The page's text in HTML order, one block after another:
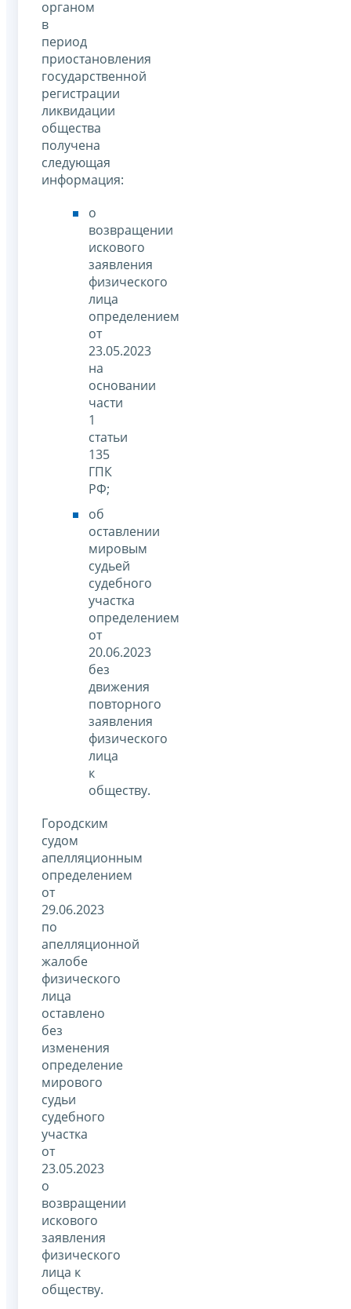
органом
в
период
приостановления
государственной
регистрации
ликвидации
общества
получена
следующая
информация:
о
возвращении
искового
заявления
физического
лица
определением
от
23.05.2023
на
основании
части
1
статьи
135
ГПК
РФ;
об
оставлении
мировым
судьей
судебного
участка
определением
от
20.06.2023
без
движения
повторного
заявления
физического
лица
к
обществу.
Городским
судом
апелляционным
определением
от
29.06.2023
по
апелляционной
жалобе
физического
лица
оставлено
без
изменения
определение
мирового
судьи
судебного
участка
от
23.05.2023
о
возвращении
искового
заявления
физического
лица к
обществу.